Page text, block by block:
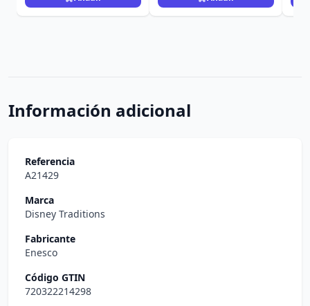
Información adicional
Referencia
A21429
Marca
Disney Traditions
Fabricante
Enesco
Código GTIN
720322214298